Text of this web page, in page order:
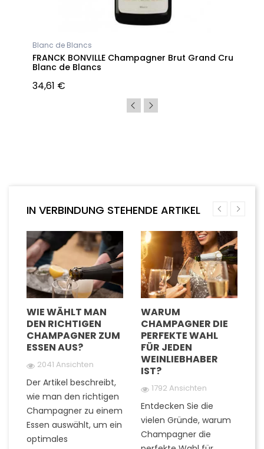
Blanc de Blancs
FRANCK BONVILLE Champagner Brut Grand Cru
Blanc de Blancs
34,61 €
IN VERBINDUNG STEHENDE ARTIKEL
WIE WÄHLT MAN
DEN RICHTIGEN
CHAMPAGNER ZUM
ESSEN AUS?
2041 Ansichten
Der Artikel beschreibt,
wie man den richtigen
Champagner zu einem
Essen auswählt, um ein
optimales
WARUM
CHAMPAGNER DIE
PERFEKTE WAHL
FÜR JEDEN
WEINLIEBHABER
IST?
1792 Ansichten
Entdecken Sie die
vielen Gründe, warum
Champagner die